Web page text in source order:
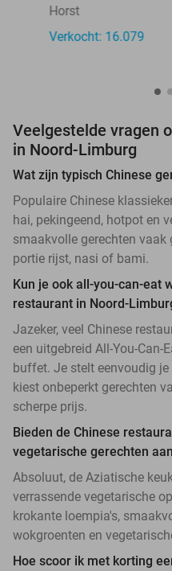
Horst
Verkocht: 16.079
Veelgestelde vragen
in Noord-Limburg
Wat zijn typisch Chinese
Populaire Chinese
hai, pekingeend, hotpot en
smaakvolle gerechten vaak
portie rijst, nasi of bami.
Kun je ook all-you-can-eat
restaurant in Noord-
Jazeker, veel Chinese
een uitgebreid All-You-
buffet. Je stelt eenvoudig
kiest onbeperkt gerechten
scherpe prijs.
Bieden de Chinese
vegetarische gerechten
Absoluut, de Aziatische
verrassende vegetarische
krokante loempia's,
wokgroenten en
Hoe scoor ik met korting